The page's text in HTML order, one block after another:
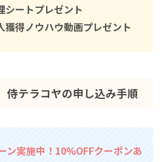
シートプレゼント
獲得ノウハウ動画プレゼント
侍テラコヤの申し込み手順
ン実施中！10%OFFクーポンあ